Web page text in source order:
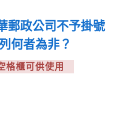
郵政公司不予掛號
何者為非？
格櫃可供使用